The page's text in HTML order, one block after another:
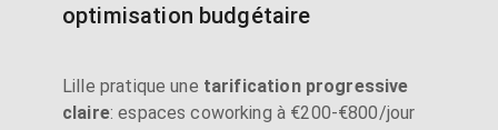
optimisation budgétaire
Lille pratique une tarification progressive
claire: espaces coworking à €200-€800/jour